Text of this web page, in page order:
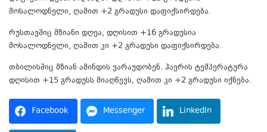
მოსალოდნელი, ღამით +2 გრადუსი დაფიქსირდება.
რუსთავშიც მზიანი დღეა, დღისით +16 გრადუსია
მოსალოდნელი, ღამით კი +2 გრადუსი დაფიქსირდება.
თბილისშიც მზიან ამინდის ვარაუდობენ. ჰაერის ტემპერატურა
დღისით +15 გრადუსს მიაღწევს, ღამით კი +2 გრადუსი იქნება.
Facebook Messenger LinkedIn